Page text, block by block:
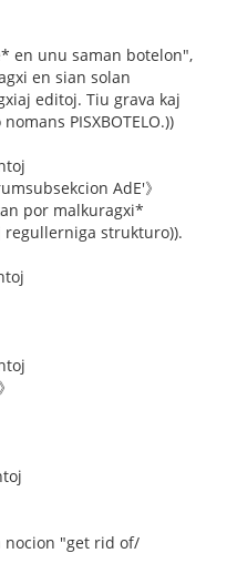
en unu saman botelon",
en sian solan
editoj. Tiu grava kaj
PISXBOTELO.))
AdE'》
por malkuragxi*
regullerniga strukturo)).
nocion "get rid of/